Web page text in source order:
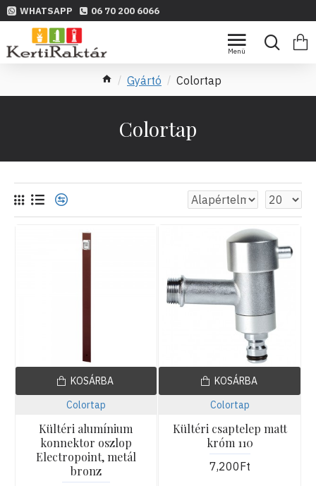
WHATSAPP 06 70 200 6066
Gyártó Colortap
Colortap
Colortap
Kültéri alumínium
konnektor oszlop
Electropoint, metál
bronz
KOSÁRBA
Colortap
Kültéri csaptelep matt
króm 110
7,200Ft
KOSÁRBA